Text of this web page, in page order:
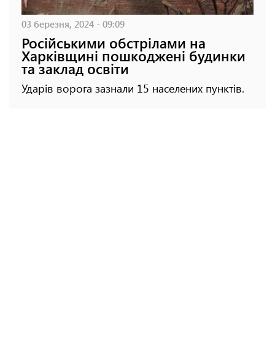
03 березня, 2024 - 09:09
Російськими обстрілами на
Харківщині пошкоджені будинки
та заклад освіти
Ударів ворога зазнали 15 населених пунктів.